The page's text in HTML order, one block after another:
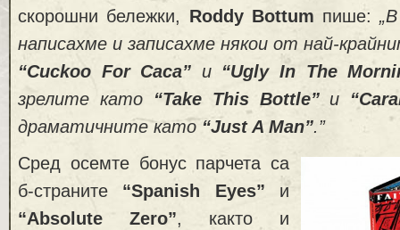
скорошни бележки, Roddy Bottum пише:
написахме и записахме някои от най-
“Cuckoo For Caca” и “Ugly In The
зрелите като
“Take This Bottle”и
драматичните като “Just A Man”.”
Сред осемте бонус парчета са
б-страните “Spanish Eyes” и
“Absolute Zero”, както и